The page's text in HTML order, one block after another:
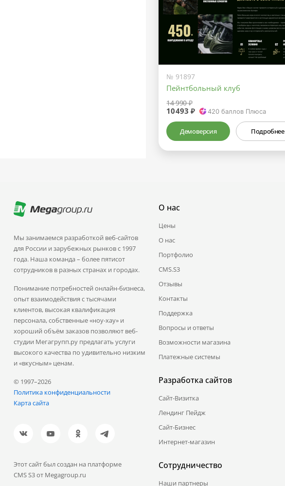
№ 91897
Пейнтбольный клуб
14 990 ₽
10493 ₽ 420баллов Плюса
Демоверсия Подробнее
Мы занимаемся разработкой веб-сайтов
для России и зарубежных рынков с 1997
года. Наша команда – более пятисот
сотрудников в разных странах и городах.
Понимание потребностей онлайн-бизнеса,
опыт взаимодействия с тысячами
клиентов, высокая квалификация
персонала, собственные «ноу-хау» и
хороший объём заказов позволяют веб-
студии Мегагрупп.ру предлагать услуги
высокого качества по удивительно низким
и «вкусным» ценам.
© 1997–2026
Политика конфиденциальности
Карта сайта
Этот сайт был создан на платформе
CMS S3 от Megagroup.ru
О нас
Цены
О нас
Портфолио
CMS.S3
Отзывы
Контакты
Поддержка
Вопросы и ответы
Возможности магазина
Платежные системы
Разработка сайтов
Сайт-Визитка
Лендинг Пейдж
Сайт-Бизнес
Интернет-магазин
Сотрудничество
Наши партнеры